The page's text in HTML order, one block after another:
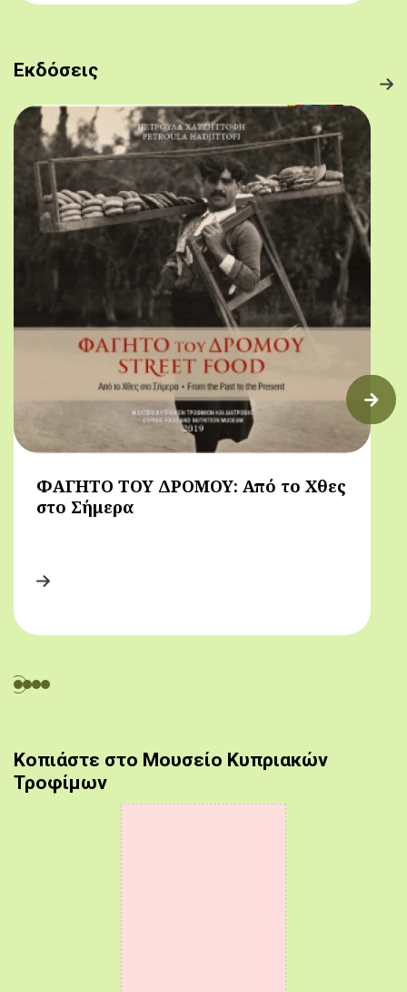
Μαργαρίτα Αντωνίου, Δημοτικό Σχολείο
Βορόκληνης (Το κυπριακό παραδοσιακό
πρόγευμα)
Εκδόσεις
ΦΑΓΗΤΟ ΤΟΥ ΔΡΟΜΟΥ: Από το Χθες
στο Σήμερα
Κοπιάστε στο Μουσείο Κυπριακών
Τροφίμων